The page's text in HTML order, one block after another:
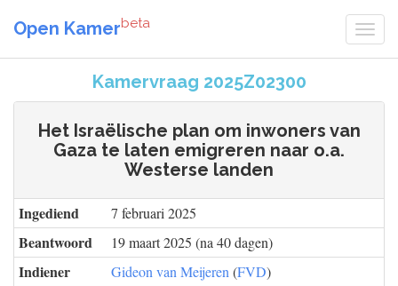
Open Kamerbeta
Kamervraag 2025Z02300
Het Israëlische plan om inwoners van
Gaza te laten emigreren naar o.a.
Westerse landen
Ingediend 7 februari 2025
Beantwoord 19 maart 2025 (na 40 dagen)
Indiener Gideon van Meijeren (FVD)